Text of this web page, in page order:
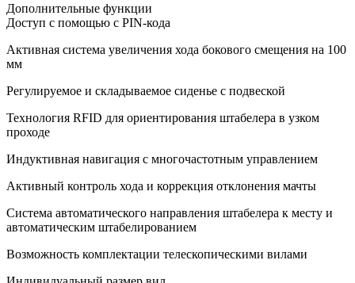
Дополнительные функции
Доступ с помощью с PIN-кода
Активная система увеличения хода бокового смещения на 100
мм
Регулируемое и складываемое сиденье с подвеской
Технология RFID для ориентирования штабелера в узком
проходе
Индуктивная навигация с многочастотным управлением
Активный контроль хода и коррекция отклонения мачты
Система автоматического направления штабелера к месту и
автоматическим штабелированием
Возможность комплектации телескопическими вилами